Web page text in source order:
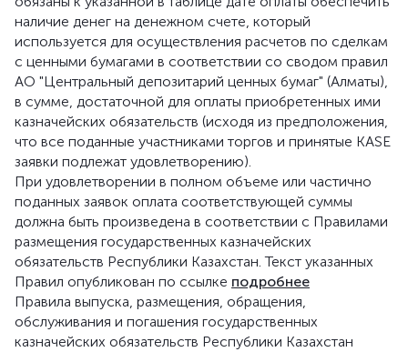
наличие денег на денежном счете, который
используется для осуществления расчетов по сделкам
с ценными бумагами в соответствии со сводом правил
АО "Центральный депозитарий ценных бумаг" (Алматы),
в сумме, достаточной для оплаты приобретенных ими
казначейских обязательств (исходя из предположения,
что все поданные участниками торгов и принятые KASE
заявки подлежат удовлетворению).
При удовлетворении в полном объеме или частично
поданных заявок оплата соответствующей суммы
должна быть произведена в соответствии с Правилами
размещения государственных казначейских
обязательств Республики Казахстан. Текст указанных
Правил опубликован по ссылке подробнее
Правила выпуска, размещения, обращения,
обслуживания и погашения государственных
казначейских обязательств Республики Казахстан